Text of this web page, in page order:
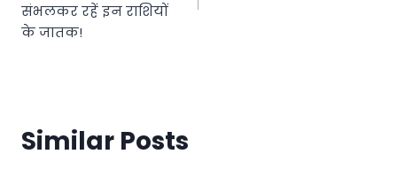
संभलकर रहें इन राशियों
के जातक!
Similar Posts